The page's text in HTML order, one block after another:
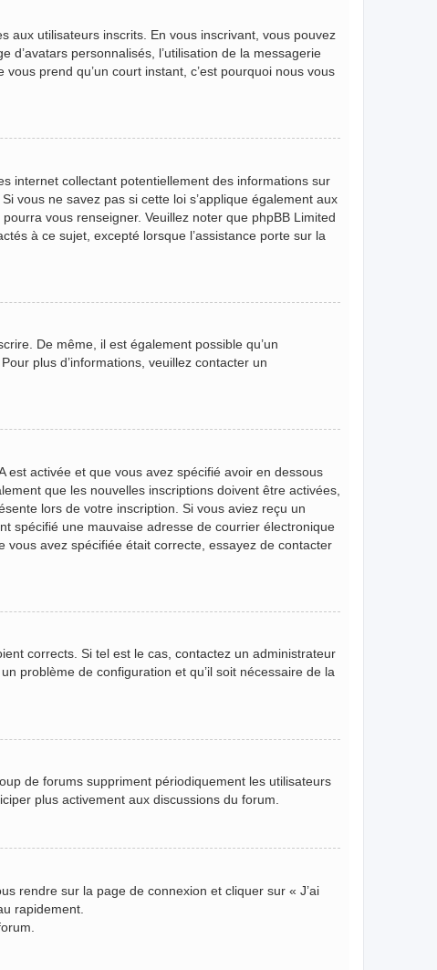
aux utilisateurs inscrits. En vous inscrivant, vous pouvez
personnalisés, l’utilisation de la messagerie
prend qu’un court instant, c’est pourquoi nous vous
internet collectant potentiellement des informations sur
vous ne savez pas si cette loi s’applique également aux
vous renseigner. Veuillez noter que phpBB Limited
à ce sujet, excepté lorsque l’assistance porte sur la
De même, il est également possible qu’un
plus d’informations, veuillez contacter un
est activée et que vous avez spécifié avoir en dessous
que les nouvelles inscriptions doivent être activées,
lors de votre inscription. Si vous aviez reçu un
spécifié une mauvaise adresse de courrier électronique
avez spécifiée était correcte, essayez de contacter
corrects. Si tel est le cas, contactez un administrateur
problème de configuration et qu’il soit nécessaire de la
de forums suppriment périodiquement les utilisateurs
plus activement aux discussions du forum.
rendre sur la page de connexion et cliquer sur « J’ai
rapidement.